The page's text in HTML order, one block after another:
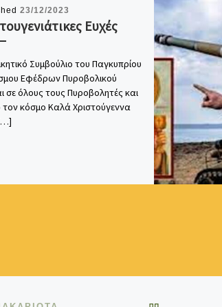
23/12/2023
Ευχές
Συμβούλιο του Παγκυπρίου
Εφέδρων Πυροβολικού
σε όλους τους Πυροβολητές και
τον κόσμο Καλά Χριστούγεννα